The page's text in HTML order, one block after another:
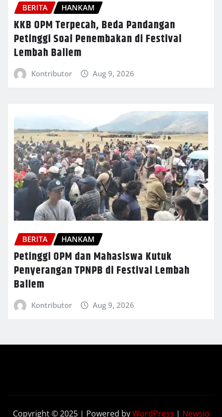
BERITA HANKAM
KKB OPM Terpecah, Beda Pandangan
Petinggi Soal Penembakan di Festival
Lembah Baliem
Kontributor Aug 9, 2026
BERITA HANKAM
Petinggi OPM dan Mahasiswa Kutuk
Penyerangan TPNPB di Festival Lembah
Baliem
Kontributor Aug 9, 2026
Copyright © 2025 | Powered byWordPress | Newsio